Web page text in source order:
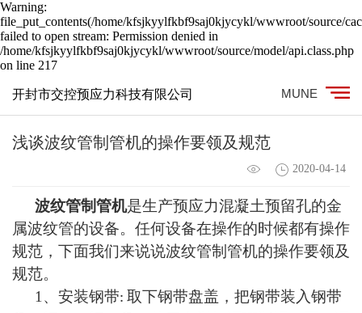
Warning:
file_put_contents(/home/kfsjkyylfkbf9saj0kjycykl/wwwroot/source/
failed to open stream: Permission denied in
/home/kfsjkyylfkbf9saj0kjycykl/wwwroot/source/model/api.class.php
on line 217
开封市交控预应力科技有限公司 MUNE
浅谈波纹管制管机的操作要领及规范
2020-04-14
波纹管制管机是生产预应力混凝土预留孔的金
属波纹管的设备。任何设备在操作的时候都有操作
规范，下面我们来说说波纹管制管机的操作要领及
规范。
1 、安装钢带: 取下钢带盘盖，把钢带装入钢带